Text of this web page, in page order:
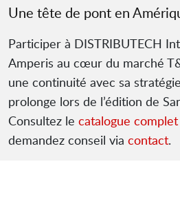
Une tête de pont en
Participer à DISTRIBUTECH
Amperis au cœur du marché
une continuité avec sa
prolonge lors de l’édition de
Consultez le catalogue
demandez conseil via contact.